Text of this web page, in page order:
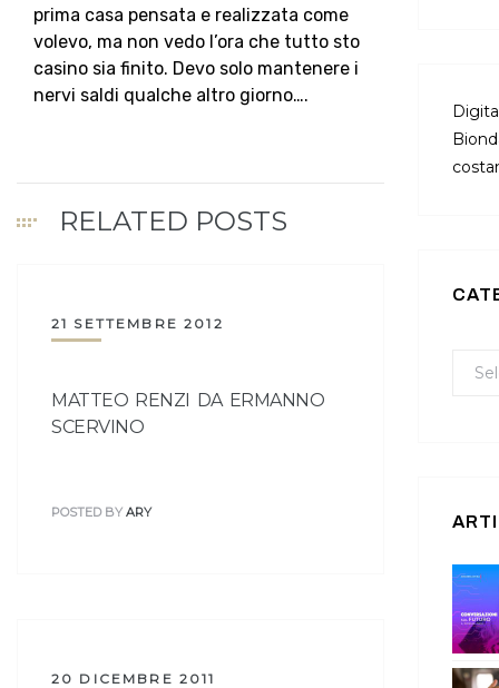
prima casa pensata e realizzata come
volevo, ma non vedo l’ora che tutto sto
casino sia finito. Devo solo mantenere i
nervi saldi qualche altro giorno….
RELATED POSTS
21 SETTEMBRE 2012
MATTEO RENZI DA ERMANNO
SCERVINO
POSTED BY ARY
20 DICEMBRE 2011